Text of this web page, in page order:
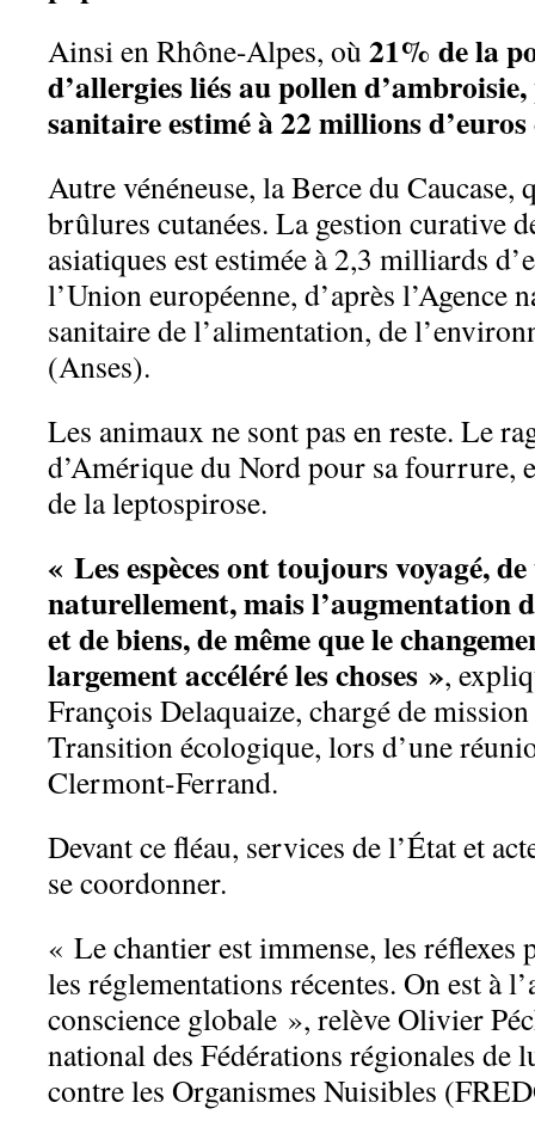
Ainsi en Rhône-Alpes, où 21% de la
d’allergies liés au pollen
sanitaire estimé à 22 millions d’euros
Autre vénéneuse, la Berce du Caucase,
brûlures cutanées. La gestion curative
asiatiques est estimée à 2,3 milliards
l’Union européenne, d’après l’Agence
sanitaire de l’alimentation, de
(Anses).
Les animaux ne sont pas en reste. Le
d’Amérique du Nord pour sa fourrure,
de la leptospirose.
« Les espèces ont toujours voyagé,
naturellement, mais l’augmentation
et de biens, de même que le
largement accéléré les choses »,
François Delaquaize, chargé de
Transition écologique, lors d’une
Clermont-Ferrand.
Devant ce fléau, services de l’État et
se coordonner.
« Le chantier est immense, les réflexes
les réglementations récentes. On est à
conscience globale », relève Olivier
national des Fédérations régionales de
contre les Organismes Nuisibles